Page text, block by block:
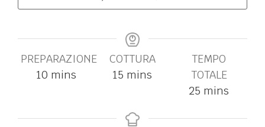
PREPARAZIONE
10 mins
COTTURA
15 mins
TEMPO
TOTALE
25 mins